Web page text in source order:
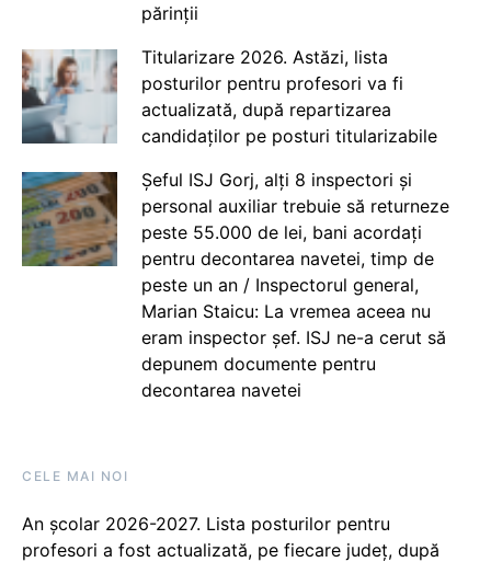
părinții
Titularizare 2026. Astăzi, lista
posturilor pentru profesori va fi
actualizată, după repartizarea
candidaților pe posturi titularizabile
Șeful ISJ Gorj, alți 8 inspectori și
personal auxiliar trebuie să returneze
peste 55.000 de lei, bani acordați
pentru decontarea navetei, timp de
peste un an / Inspectorul general,
Marian Staicu: La vremea aceea nu
eram inspector șef. ISJ ne-a cerut să
depunem documente pentru
decontarea navetei
CELE MAI NOI
An școlar 2026-2027. Lista posturilor pentru
profesori a fost actualizată, pe fiecare județ, după